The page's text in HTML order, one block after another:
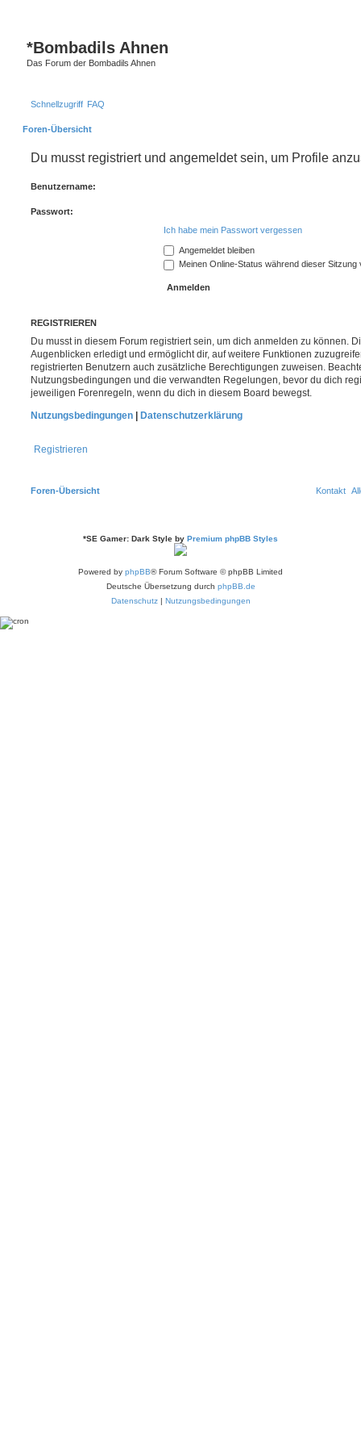
*Bombadils Ahnen
Das Forum der Bombadils Ahnen
Schnellzugriff FAQ
Foren-Übersicht
Du musst registriert und angemeldet sein, um Profile
Benutzername:
Passwort:
Ich habe mein Passwort vergessen
Angemeldet bleiben
Meinen Online-Status während dieser Sitzung
REGISTRIEREN
Du musst in diesem Forum registriert sein, um dich anmelden zu können.
Augenblicken erledigt und ermöglicht dir, auf weitere Funktionen
registrierten Benutzern auch zusätzliche Berechtigungen zuweisen.
Nutzungsbedingungen und die verwandten Regelungen, bevor du dich
jeweiligen Forenregeln, wenn du dich in diesem Board bewegst.
Nutzungsbedingungen
Datenschutzerklärung
Registrieren
Foren-Übersicht Kontakt
*SE Gamer: Dark Style by Premium phpBB Styles
Powered by phpBB® Forum Software © phpBB Limited
Deutsche Übersetzung durch phpBB.de
Datenschutz| Nutzungsbedingungen